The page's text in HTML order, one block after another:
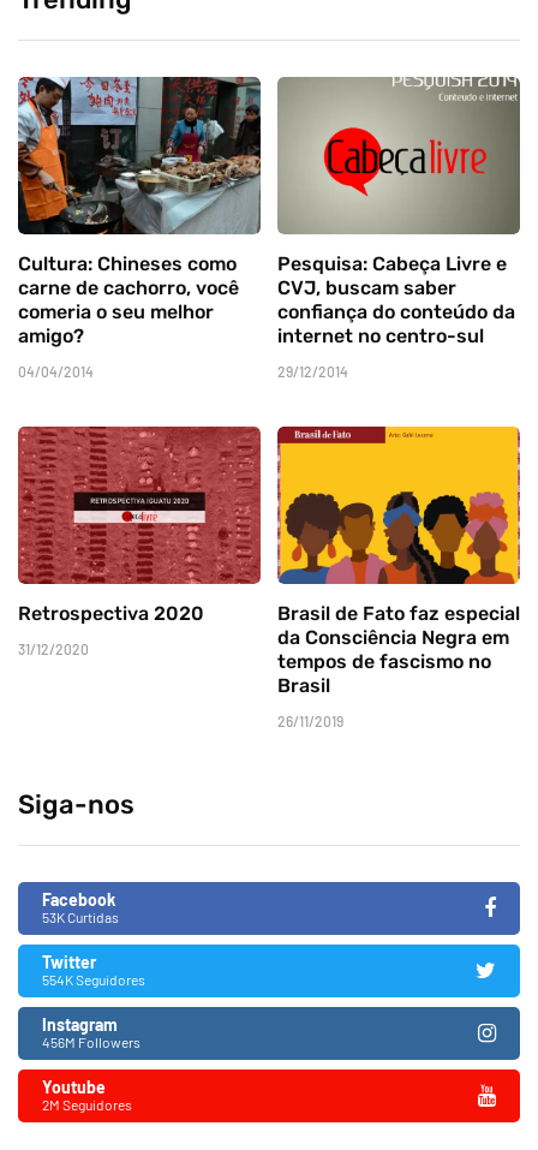
Cultura: Chineses como
carne de cachorro, você
comeria o seu melhor
amigo?
04/04/2014
Pesquisa: Cabeça Livre e
CVJ, buscam saber
confiança do conteúdo da
internet no centro-sul
29/12/2014
Retrospectiva 2020
31/12/2020
Brasil de Fato faz especial
da Consciência Negra em
tempos de fascismo no
Brasil
26/11/2019
Siga-nos
Facebook
53K Curtidas
Twitter
554K Seguidores
Instagram
456M Followers
Youtube
2M Seguidores